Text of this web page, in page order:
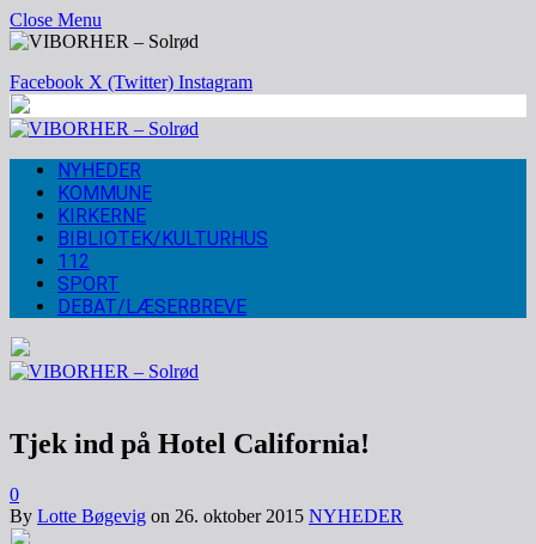
Close Menu
Facebook X (Twitter) Instagram
NYHEDER
KOMMUNE
KIRKERNE
BIBLIOTEK/KULTURHUS
112
SPORT
DEBAT/LÆSERBREVE
Tjek ind på Hotel California!
0
By Lotte Bøgevig on 26. oktober 2015 NYHEDER